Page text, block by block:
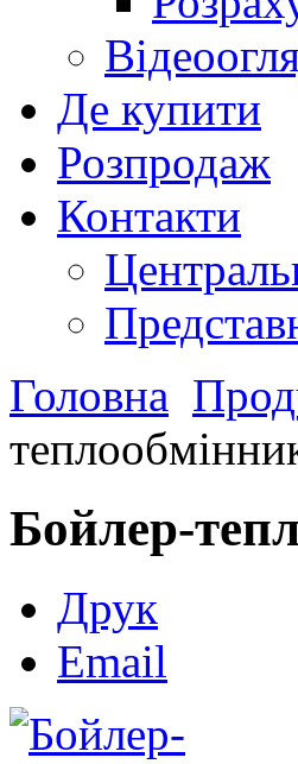
Де купити
Розпродаж
Контакти
Головна
Бойлер-
Друк
Email